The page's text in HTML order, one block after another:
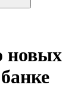
новых